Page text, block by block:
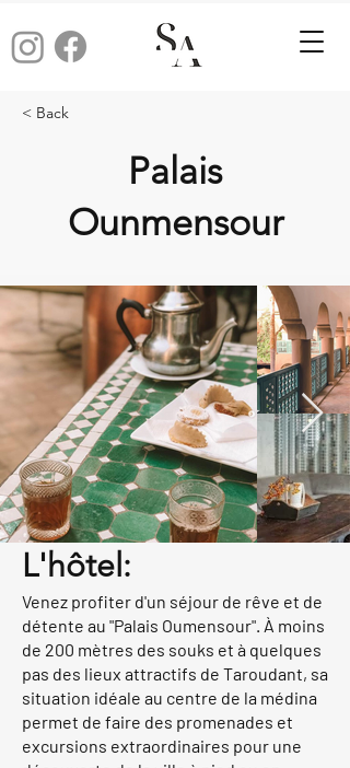
< Back
Palais
Ounmensour
L'hôtel:
Venez profiter d'un séjour de rêve et de
détente au "Palais Oumensour". À moins
de 200 mètres des souks et à quelques
pas des lieux attractifs de Taroudant, sa
situation idéale au centre de la médina
permet de faire des promenades et
excursions extraordinaires pour une